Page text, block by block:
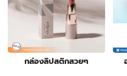
products
ปฏิทิน 22
products
ป้ายกล่องไฟ
14
products
ป้ายฉลุลาย 33
products
ป้ายธงญี่ปุ่น 44
products
พิมพ์สกรีนสินค้า 11
กล่องลิปสติกสวยๆ